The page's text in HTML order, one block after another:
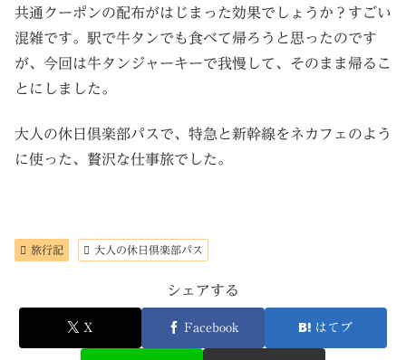
共通クーポンの配布がはじまった効果でしょうか？すごい
混雑です。駅で牛タンでも食べて帰ろうと思ったのです
が、今回は牛タンジャーキーで我慢して、そのまま帰るこ
とにしました。
大人の休日倶楽部パスで、特急と新幹線をネカフェのよう
に使った、贅沢な仕事旅でした。
旅行記 大人の休日倶楽部パス
シェアする
X Facebook はてブ